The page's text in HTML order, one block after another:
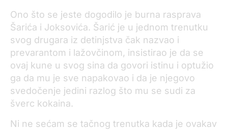
Ono što se jeste dogodilo je burna rasprava
Šarića i Joksovića. Šarić je u jednom trenutku
svog drugara iz detinjstva čak nazvao i
prevarantom i lažovčinom, insistirao je da se
ovaj kune u svog sina da govori istinu i optužio
ga da mu je sve napakovao i da je njegovo
svedočenje jedini razlog što mu se sudi za
šverc kokaina.
Ni ne sećam se tačnog trenutka kada je ovakav